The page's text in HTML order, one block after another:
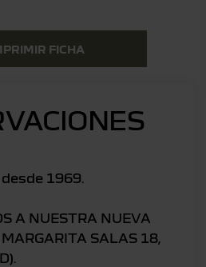
FICHA
1969.
A NUESTRA NUEVA
SALAS 18,